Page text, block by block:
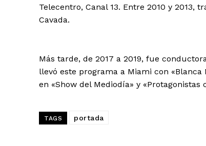
Telecentro, Canal 13. Entre 2010 y 2013,
Cavada.
Más tarde, de 2017 a 2019, fue
llevó este programa a Miami con
en «Show del Mediodía» y «Protagonistas
TAGS portada